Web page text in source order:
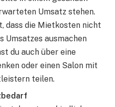
Umsatz stehen.
dass die Mietkosten nicht
Umsatzes ausmachen
du auch über eine
oder einen Salon mit
teilen.